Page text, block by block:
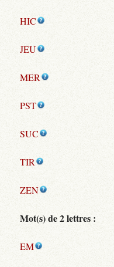
HIC
JEU
MER
PST
SUC
TIR
ZEN
Mot(s) de 2 lettres :
EM